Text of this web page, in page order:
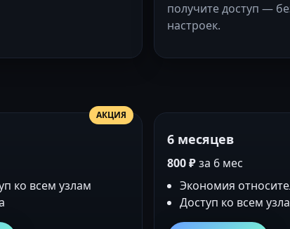
получите доступ —
настроек.
АКЦИЯ
ко всем узлам
6 месяцев
800 ₽за 6 мес
Экономия
Доступ ко всем